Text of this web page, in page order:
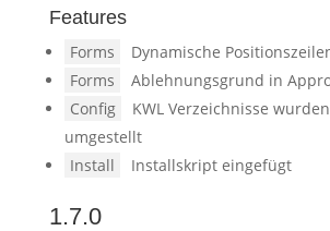
Features
Forms
Dynamische
Forms
Ablehnungsgrund in
Config
KWL Verzeichnisse
umgestellt
Install
Installskript eingefügt
1.7.0